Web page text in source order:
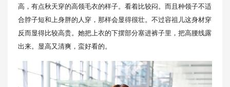
高，有点秋天穿的高领毛衣的样子。看着比较闷。而且种领子不适
合脖子短和上身胖的人穿，那样会显得很壮。不过容祖儿这身材穿
反而显得比较高贵。她把上衣的下摆部分塞进裤子里，把高腰线露
出来。显高又清爽，蛮好看的。